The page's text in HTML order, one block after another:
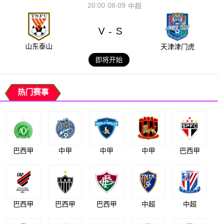
08-09
20:00 中超
山东泰山
V - S
天津津门虎
即将开始
热门赛事
巴西甲 中甲 中甲 中甲 巴西甲
巴西甲 巴西甲 巴西甲 中超 中超